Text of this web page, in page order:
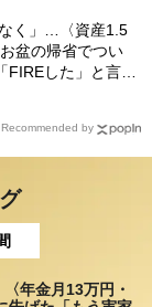
なく」…〈資産1.5
盆の帰省でつい
FIREした」と言え
Recommended by
年金月13万円・